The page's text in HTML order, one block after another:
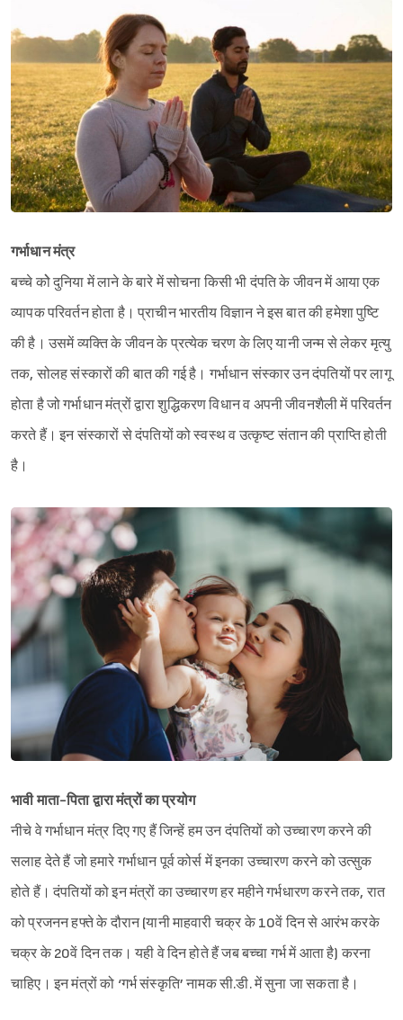
गर्भाधान मंत्र
बच्चे कोे दुनिया में लाने के बारे में सोचना किसी भी दंपति के जीवन में आया एक
व्यापक परिवर्तन होता है। प्राचीन भारतीय विज्ञान ने इस बात की हमेशा पुष्टि
की है। उसमें व्यक्ति के जीवन के प्रत्येक चरण के लिए यानी जन्म से लेकर मृत्यु
तक, सोलह संस्कारों की बात की गई है। गर्भाधान संस्कार उन दंपतियों पर लागू
होता है जो गर्भाधान मंत्रों द्वारा शुद्धिकरण विधान व अपनी जीवनशैली में परिवर्तन
करते हैं। इन संस्कारों से दंपतियों को स्वस्थ व उत्कृष्ट संतान की प्राप्ति होती
है।
भावी माता-पिता द्वारा मंत्रों का प्रयोग
नीचे वे गर्भाधान मंत्र दिए गए हैं जिन्हें हम उन दंपतियों को उच्चारण करने की
सलाह देते हैं जो हमारे गर्भाधान पूर्व कोर्स में इनका उच्चारण करने को उत्सुक
होते हैं। दंपतियों को इन मंत्रों का उच्चारण हर महीने गर्भधारण करने तक, रात
को प्रजनन हफ्ते के दौरान (यानी माहवारी चक्र के 10वें दिन से आरंभ करके
चक्र के 20वें दिन तक। यही वे दिन होते हैं जब बच्चा गर्भ में आता है) करना
चाहिए। इन मंत्रों को ‘गर्भ संस्कृति’ नामक सी.डी. में सुना जा सकता है।